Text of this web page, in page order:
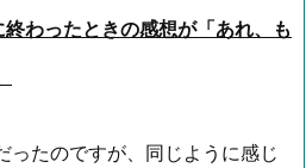
わったときの感想が「あれ、も
ったのですが、同じように感じ